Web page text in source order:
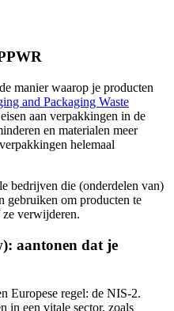
manier waarop je producten
and Packaging Waste
aan verpakkingen in de
en materialen meer
helemaal
bedrijven die (onderdelen van)
gebruiken om producten te
verwijderen.
aantonen dat je
Europese regel: de NIS-2.
in een vitale sector, zoals